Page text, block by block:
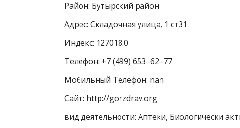
Район: Бутырский район
Адрес: Складочная улица, 1 ст31
Индекс: 127018.0
Телефон: +7 (499) 653‒62‒77
Мобильный Телефон: nan
Сайт: http://gorzdrav.org
вид деятельности: Аптеки, Биологически